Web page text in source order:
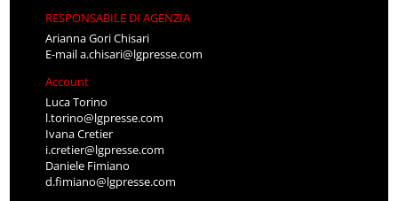
RESPONSABILE DI AGENZIA
Arianna Gori Chisari
E-maila.chisari@lgpresse.com
Account
Luca Torino
l.torino@lgpresse.com
Ivana Cretier
i.cretier@lgpresse.com
Daniele Fimiano
d.fimiano@lgpresse.com